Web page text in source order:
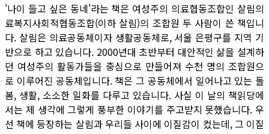
'나이 들고 싶은 동네'라는 책은 여성주의 의료협동조합인 살림의
료복지사회적협동조합(이하 살림)의 조합원 두 사람이 쓴 책입니
다. 살림은 의료공동체이자 생활공동체로, 서울 은평구를 지역 기
반으로 하고 있습니다. 2000년대 초반부터 대안적인 삶을 설계하
던 여성주의 활동가들을 중심으로 만들어져 수천 명의 조합원으
로 이루어진 공동체입니다. 책은 그 공동체에서 일어나고 있는 돌
봄, 생활, 소소한 일화를 다루고 있습니다. 사실 이 날의 책읽당에
서는 제 생각에 그렇게 풍부한 이야기를 주고받지 못했습니다. 우
선 책에 등장하는 살림과 우리들 사이에 이질감이 컸는데, 그 이질